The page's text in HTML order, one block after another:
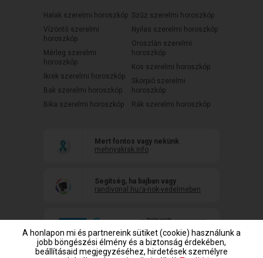
Halak szerelmi horoszkóp
Vízöntő szerelmi
horoszkóp
Mérleg szerelmi
horoszkóp
Ikrek szerelmi horoszkóp
Bak szerelmi horoszkóp
Bika szerelmi horoszkóp
Szűz szerelmi horoszkóp
Nyilas szerelmi horoszkóp
Oroszlán szerelmi
horoszkóp
Kos szerelmi horoszkóp
Skorpió szerelmi
horoszkóp
Rák szerelmi horoszkóp
Mert fontos vagy nekünk
mehnyakrak.info
Segítség, ha bajban vagy
randivonal.hu/a-nok-vedelmeben
A honlapon mi és partnereink sütiket (cookie) használunk a
jobb böngészési élmény és a biztonság érdekében,
beállításaid megjegyzéséhez, hirdetések személyre